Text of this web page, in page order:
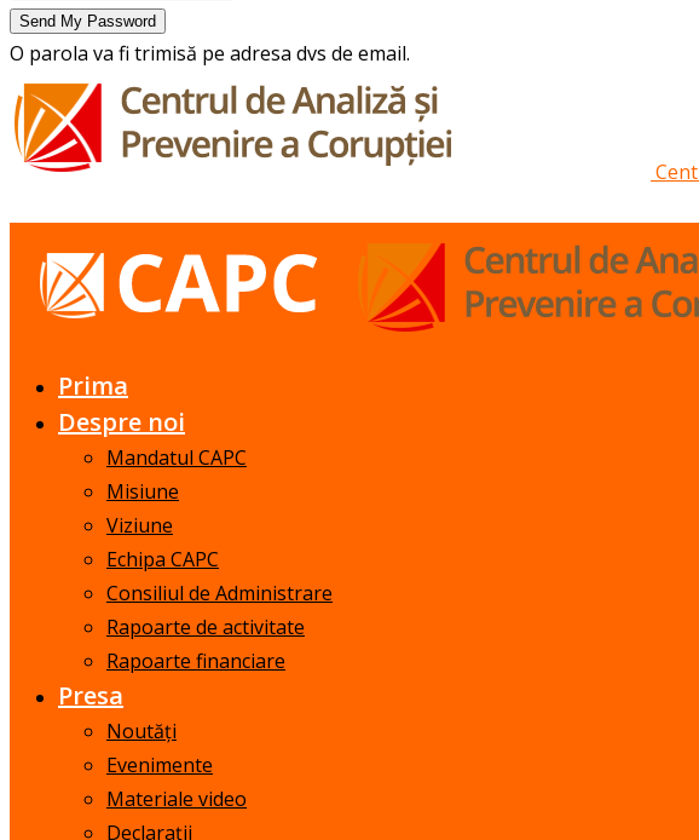
O parola va fi trimisă pe adresa dvs de email.
Prima
Despre noi
Mandatul CAPC
Misiune
Viziune
Echipa CAPC
Consiliul de Administrare
Rapoarte de activitate
Rapoarte financiare
Presa
Noutăți
Evenimente
Materiale video
Declarații